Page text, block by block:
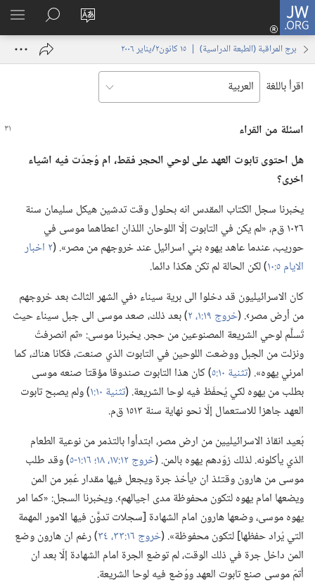
JW.ORG
تغيير
الموقع
تسجيل
الدخول
نافذة
البحث
في
JW.‎ORG
برج المراقبة (‏الطبعة الدراسية)‏ | ‏‎١٥‏ ‏‎كانون٢/يناير‏ ‎٢٠٠٦
اقرأ باللغة
اسئلة من القراء
هل احتوى تابوت العهد على لوحي الحجر فقط،‏ اموُجدَت فيه اشياء
اخرى؟‏
يخبرنا سجل الكتاب المقدس انه بحلول وقت تدشين هيكل سليمان سنة
١٠٢٦ ق‌م،‏ «لم يكن في التابوت إلّا اللوحان اللذان اعطاهما موسى في
حوريب،‏ عندما عاهد يهوه بني اسرائيل عند خروجهم من مصر».‏ (‏ ٢ اخبار
الايام ٥:‏١٠
‏)‏ لكن الحالة لم تكن هكذا دائما.‏
كان الاسرائيليون قد دخلوا الى برية سيناء ‹في الشهر الثالث بعد خروجهم
من أرض مصر›.‏ (‏خروج ١٩:‏١،‏ ٢
‏)‏ بعد ذلك،‏ صعد موسى الى جبل سيناء حيث
تَسلَّم لوحي الشريعة المصنوعين من حجر.‏ يخبرنا موسى:‏ «ثم انصرفتُ
ونزلت من الجبل ووضعت اللوحين في التابوت الذي صنعت،‏ فكانا هناك،‏ كما
امرني يهوه».‏ (‏تثنية ١٠:‏٥
‏)‏ كان هذا التابوت صندوقا مؤقتا صنعه موسى
بطلب من يهوه لكي يُحفَظ فيه لوحا الشريعة.‏ (‏تثنية ١٠:‏١
‏)‏ ولم يصبح تابوت
العهد جاهزا للاستعمال إلّا نحو نهاية سنة ١٥١٣ ق‌م.‏
بُعيد انقاذ الاسرائيليين من ارض مصر،‏ ابتدأوا بالتذمر من نوعية الطعام
الذي يأكلونه.‏ لذلك زوّدهم يهوه بالمن.‏ (‏خروج ١٢:‏١٧،‏ ١٨؛‏
‏)‏ وقد طلب
موسى من هارون وقتئذ ان ‹يأخذ جرة ويجعل فيها مقدار عُمِر من المن
ويضعها امام يهوه لتكون محفوظة مدى اجيالهم›.‏ ويخبرنا السجل:‏ «كما امر
يهوه موسى،‏ وضعها هارون امام الشهادة [سجلات تدوَّن فيها الامور المهمة
التي يُراد حفظها] لتكون محفوظة».‏ (‏خروج ١٦:‏٣٣،‏ ٣٤
‏)‏ رغم ان هارون وضع
المن داخل جرة في ذلك الوقت،‏ لم توضع الجرة امام الشهادة إلّا بعد ان
أتمّ موسى صنع تابوت العهد ووُضع فيه لوحا الشريعة.‏